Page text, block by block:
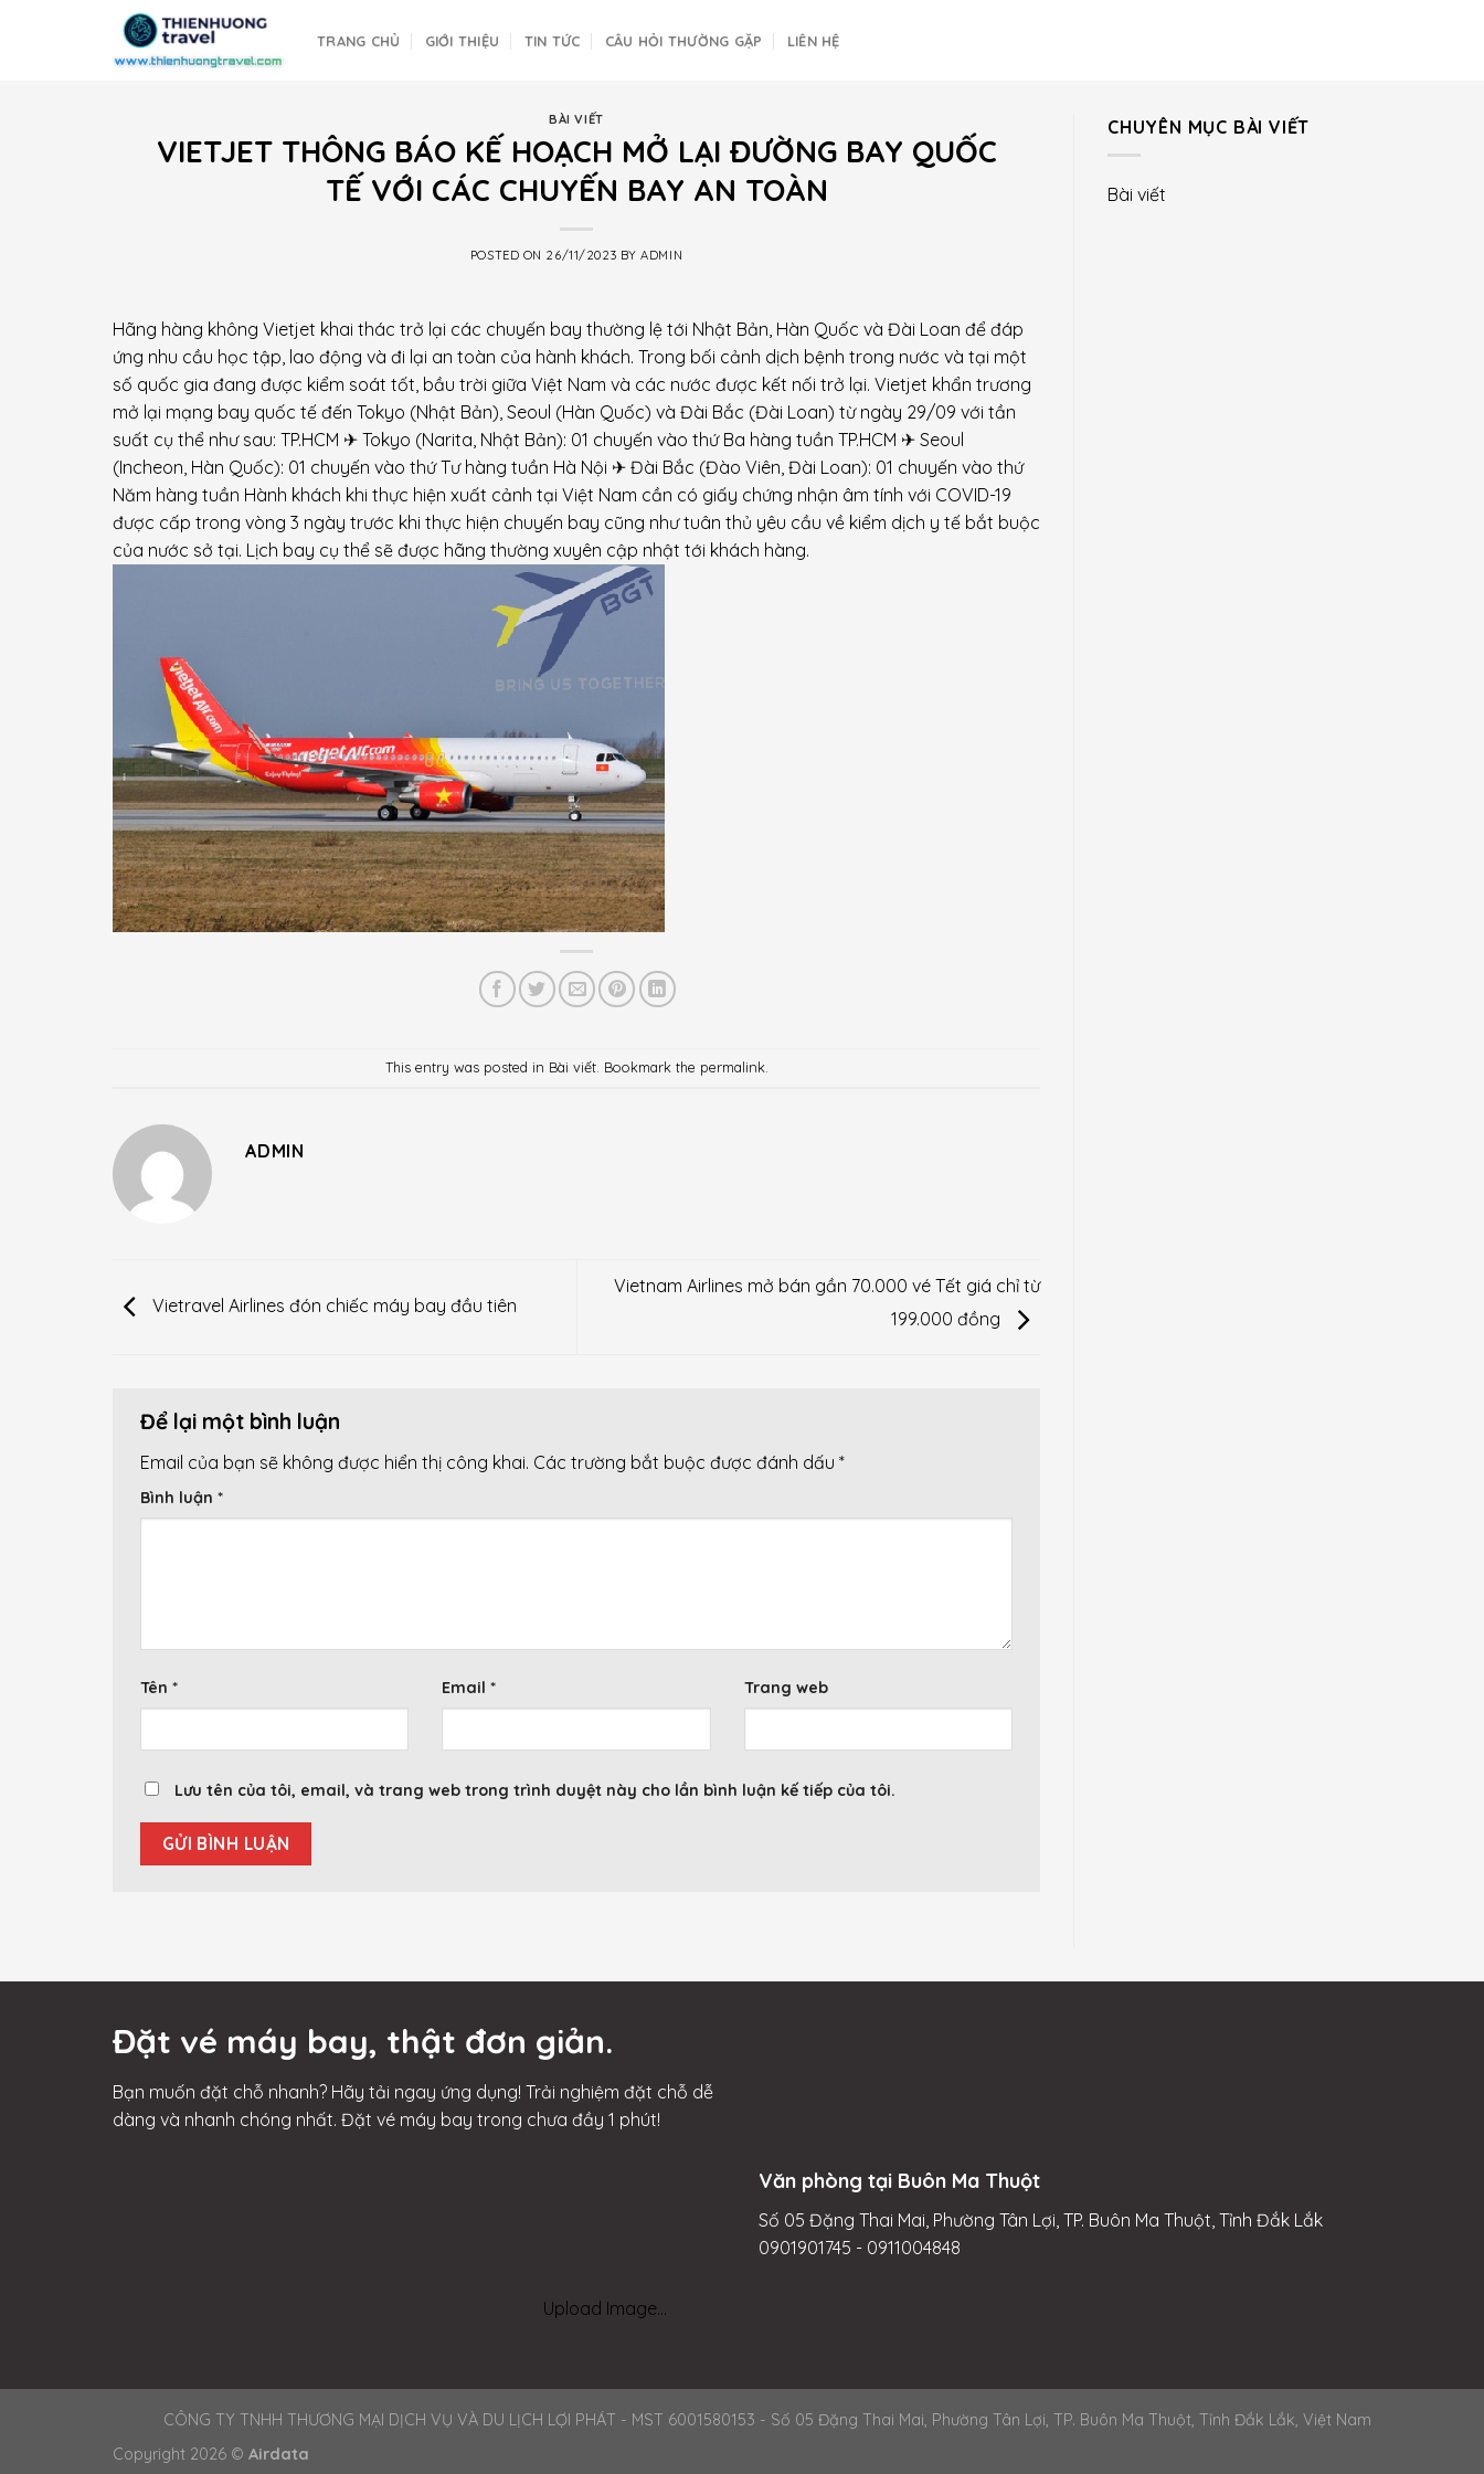
TRANG CHỦ GIỚI THIỆU TIN TỨC CÂU HỎI THƯỜNG GẶP LIÊN HỆ
BÀI VIẾT
VIETJET THÔNG BÁO KẾ HOẠCH MỞ LẠI ĐƯỜNG BAY QUỐC
TẾ VỚI CÁC CHUYẾN BAY AN TOÀN
POSTED ON 26/11/2023 BYADMIN
Hãng hàng không Vietjet khai thác trở lại các chuyến bay thường lệ tới Nhật Bản, Hàn Quốc và Đài Loan để đáp
ứng nhu cầu học tập, lao động và đi lại an toàn của hành khách. Trong bối cảnh dịch bệnh trong nước và tại một
số quốc gia đang được kiểm soát tốt, bầu trời giữa Việt Nam và các nước được kết nối trở lại. Vietjet khẩn trương
mở lại mạng bay quốc tế đến Tokyo (Nhật Bản), Seoul (Hàn Quốc) và Đài Bắc (Đài Loan) từ ngày 29/09 với tần
suất cụ thể như sau: TP.HCM ✈ Tokyo (Narita, Nhật Bản): 01 chuyến vào thứ Ba hàng tuần TP.HCM ✈ Seoul
(Incheon, Hàn Quốc): 01 chuyến vào thứ Tư hàng tuần Hà Nội ✈ Đài Bắc (Đào Viên, Đài Loan): 01 chuyến vào thứ
Năm hàng tuần Hành khách khi thực hiện xuất cảnh tại Việt Nam cần có giấy chứng nhận âm tính với COVID-19
được cấp trong vòng 3 ngày trước khi thực hiện chuyến bay cũng như tuân thủ yêu cầu về kiểm dịch y tế bắt buộc
của nước sở tại. Lịch bay cụ thể sẽ được hãng thường xuyên cập nhật tới khách hàng.
This entry was posted in Bài viết. Bookmark the permalink
ADMIN
Vietravel Airlines đón chiếc máy bay đầu tiên
Vietnam Airlines mở bán gần 70.000 vé Tết giá chỉ từ
199.000 đồng
Để lại một bình luận
Email của bạn sẽ không được hiển thị công khai. Các trường bắt buộc được đánh dấu *
Bình luận *
Tên * Email* Trang web
Lưu tên của tôi, email, và trang web trong trình duyệt này cho lần bình luận kế tiếp của tôi.
CHUYÊN MỤC BÀI VIẾT
Bài viết
Đặt vé máy bay, thật đơn giản.
Bạn muốn đặt chỗ nhanh? Hãy tải ngay ứng dụng! Trải nghiệm đặt chỗ dễ
dàng và nhanh chóng nhất. Đặt vé máy bay trong chưa đầy 1 phút!
Văn phòng tại Buôn Ma Thuột
Số 05 Đặng Thai Mai, Phường Tân Lợi, TP. Buôn Ma Thuột, Tỉnh Đắk Lắk
0901901745 - 0911004848
Upload Image...
CÔNG TY TNHH THƯƠNG MẠI DỊCH VỤ VÀ DU LỊCH LỢI PHÁT - MST 6001580153 - Số 05 Đặng Thai Mai, Phường Tân Lợi, TP. Buôn Ma Thuột, Tỉnh Đắk Lắk, Việt Nam
Copyright 2026 © Airdata